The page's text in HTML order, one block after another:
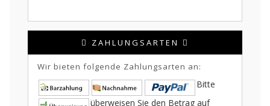
ZAHLUNGSARTEN
Wir bieten folgende Zahlungsarten an:
Bitte
überweisen Sie den Betrag auf